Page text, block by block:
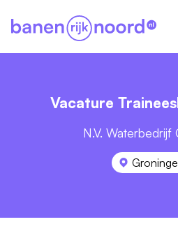
Vacature
N.V. Waterbedrijf